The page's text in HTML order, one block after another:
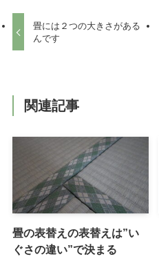
畳には２つの大きさがある
んです
関連記事
畳の表替えの表替えは”い
ぐさの違い”で決まる